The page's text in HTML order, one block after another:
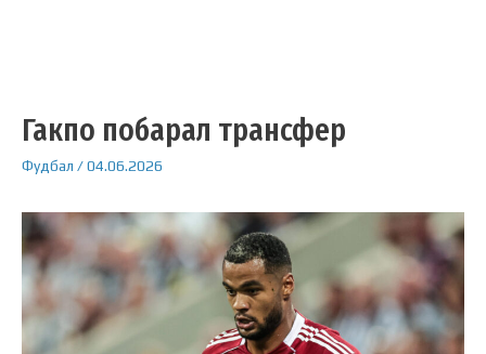
Гакпо побарал трансфер
Фудбал /04.06.2026